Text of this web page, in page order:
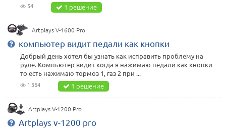
54 1 решение
Artplays V-1600 Pro
компьютер видит педали как кнопки
Добрый день хотел бы узнать как исправить проблему на
руле. Компьютер видит когда я нажимаю педали как кнопки
то есть нажимаю тормоз 1, газ 2 при ...
1 364 1 решение
Artplays V-1200 Pro
Artplays v-1200 pro